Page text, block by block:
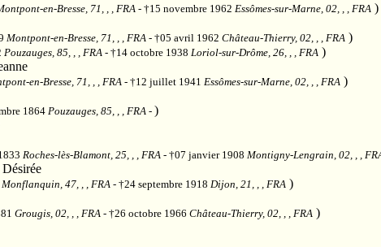
en-Bresse, 71, , , FRA - †15 novembre 1962 Essômes-sur-Marne, 02, , , FRA )
Montpont-en-Bresse, 71, , , FRA - †05 avril 1962 Château-Thierry, 02, , , FRA )
Pouzauges, 85, , , FRA - †14 octobre 1938 Loriol-sur-Drôme, 26, , , FRA )
en-Bresse, 71, , , FRA - †12 juillet 1941 Essômes-sur-Marne, 02, , , FRA )
1864 Pouzauges, 85, , , FRA - )
Roches-lès-Blamont, 25, , , FRA - †07 janvier 1908 Montigny-Lengrain, 02, , ,
Monflanquin, 47, , , FRA - †24 septembre 1918 Dijon, 21, , , FRA )
Grougis, 02, , , FRA - †26 octobre 1966 Château-Thierry, 02, , , FRA )